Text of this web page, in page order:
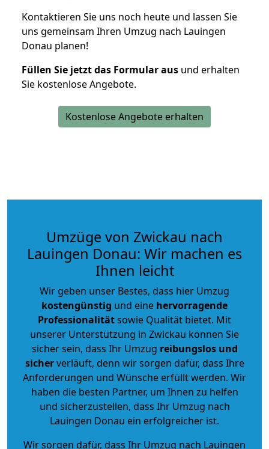
Kontaktieren Sie uns noch heute und lassen Sie
uns gemeinsam Ihren Umzug nach Lauingen
Donau planen!
Füllen Sie jetzt das Formular aus und erhalten
Sie kostenlose Angebote.
Kostenlose Angebote erhalten
Umzüge von Zwickau nach
Lauingen Donau: Wir machen es
Ihnen leicht
Wir geben unser Bestes, dass hier Umzug
kostengünstig und eine hervorragende
Professionalitätsowie Qualität bietet. Mit
unserer Unterstützung in Zwickau können Sie
sicher sein, dass Ihr Umzug reibungslos und
sicherverläuft, denn wir sorgen dafür, dass Ihre
Anforderungen und Wünsche erfüllt werden. Wir
haben die besten Partner, um Ihnen zu helfen
und sicherzustellen, dass Ihr Umzug nach
Lauingen Donau ein erfolgreicher ist.
Wir sorgen dafür, dass Ihr Umzug nach Lauingen